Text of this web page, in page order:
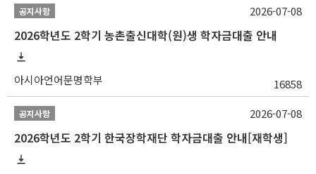
공지사항
2026학년도 2학기 농촌출신대학(원)생 학자금대출 안내
아시아언어문명학부 16858
2026-07-08
공지사항
2026학년도 2학기 한국장학재단 학자금대출 안내[재학생]
2026-07-08